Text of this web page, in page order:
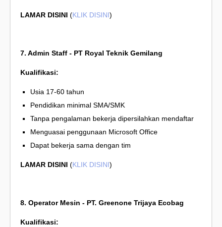
LAMAR DISINI (KLIK DISINI)
7. Admin Staff - PT Royal Teknik Gemilang
Kualifikasi:
Usia 17-60 tahun
Pendidikan minimal SMA/SMK
Tanpa pengalaman bekerja dipersilahkan mendaftar
Menguasai penggunaan Microsoft Office
Dapat bekerja sama dengan tim
LAMAR DISINI (KLIK DISINI)
8. Operator Mesin - PT. Greenone Trijaya Ecobag
Kualifikasi: